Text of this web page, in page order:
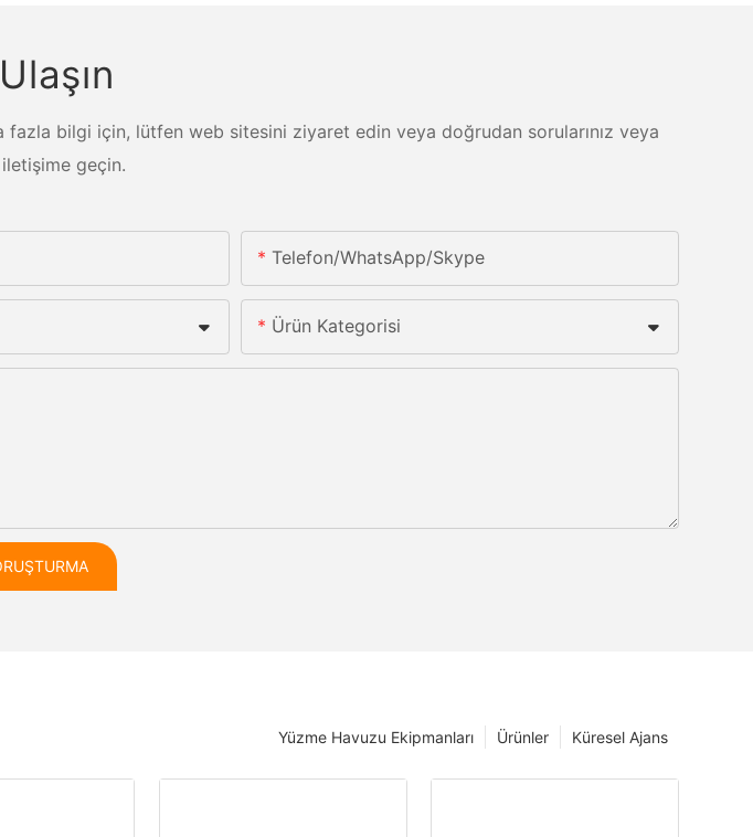
bilgi için, lütfen web sitesini ziyaret edin veya doğrudan sorularınız veya
iletişime geçin.
Telefon/whatsApp/skype
Ürün Kategorisi
Küresel Ajans
Ürünler
Yüzme Havuzu Ekipmanları